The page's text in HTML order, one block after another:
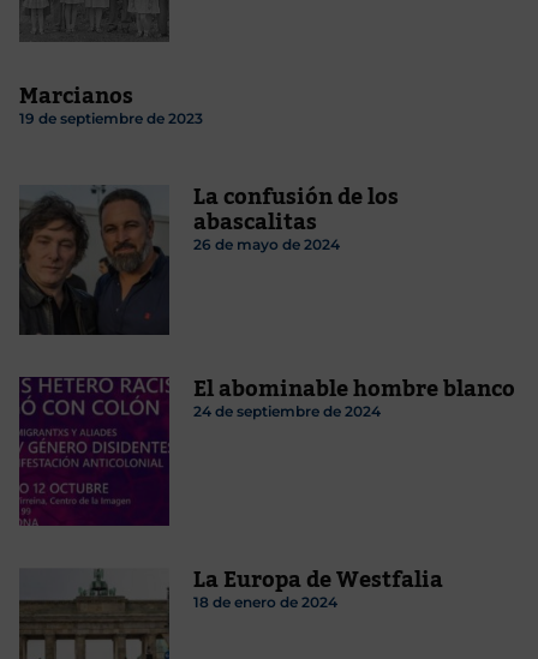
Marcianos
19 de septiembre de 2023
La confusión de los
abascalitas
26 de mayo de 2024
El abominable hombre blanco
24 de septiembre de 2024
La Europa de Westfalia
18 de enero de 2024